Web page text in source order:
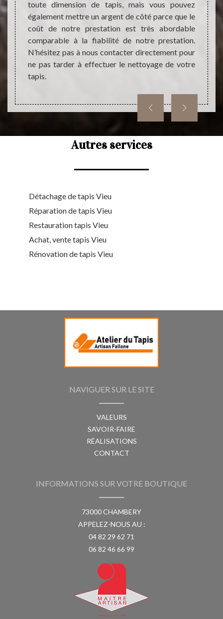
toute dimension de tapis, mais vous pouvez
également mettre un argent de côté parce que le
coût de notre prestation est très abordable
comparable à la fiabilité de notre prestation.
N’hésitez pas à nous contacter directement pour
ne pas tarder à effectuer le nettoyage de votre
tapis.
sûr
la
Autres services
Détachage de tapis Vieu
Réparation de tapis Vieu
Restauration tapis Vieu
Achat, vente tapis Vieu
Rénovation de tapis Vieu
NAVIGUER SUR LE SITE
VALEURS
SAVOIR-FAIRE
RÉALISATIONS
CONTACT
INFORMATIONS SUR VOTRE BOUTIQUE
73000 CHAMBERY
APPELEZ-NOUS AU :
04 82 29 62 71
06 82 46 66 99